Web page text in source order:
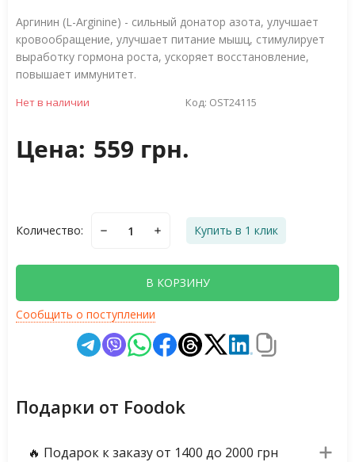
Аргинин (L-Arginine) - сильный донатор азота, улучшает
кровообращение, улучшает питание мышц, стимулирует
выработку гормона роста, ускоряет восстановление,
повышает иммунитет.
Нет в наличии Код: OST24115
Цена: 559 грн.
Количество: Купить в 1 клик
В КОРЗИНУ
Сообщить о поступлении
Подарки от Foodok
🔥 Подарок к заказу от 1400 до 2000 грн